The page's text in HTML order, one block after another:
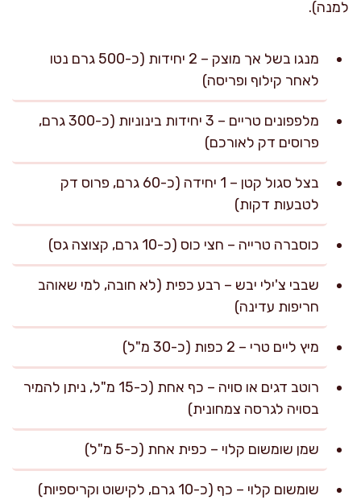
למנה).
מנגו בשל אך מוצק – 2 יחידות (כ-500 גרם נטו
לאחר קילוף ופריסה)
מלפפונים טריים – 3 יחידות בינוניות (כ-300 גרם,
פרוסים דק לאורכם)
בצל סגול קטן – 1 יחידה (כ-60 גרם, פרוס דק
לטבעות דקות)
כוסברה טרייה – חצי כוס (כ-10 גרם, קצוצה גס)
שבבי צ'ילי יבש – רבע כפית (לא חובה, למי שאוהב
חריפות עדינה)
מיץ ליים טרי – 2 כפות (כ-30 מ"ל)
רוטב דגים או סויה – כף אחת (כ-15 מ"ל, ניתן להמיר
בסויה לגרסה צמחונית)
שמן שומשום קלוי – כפית אחת (כ-5 מ"ל)
שומשום קלוי – כף (כ-10 גרם, לקישוט וקריספיות)